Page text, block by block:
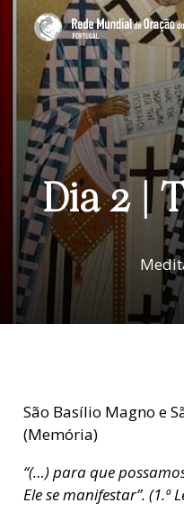
Dia 2 |
São Basílio Magno e
(Memória)
“(…) para que
Ele se manifestar”. (1.ª